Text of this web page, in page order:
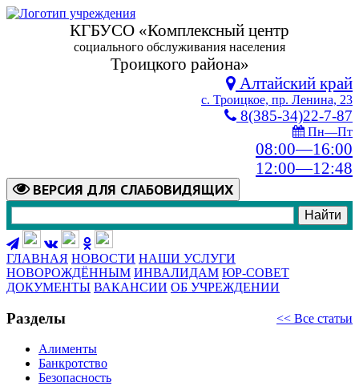
КГБУСО «Комплексный центр
социального обслуживания населения
Троицкого района»
Алтайский край
с. Троицкое, пр. Ленина, 23
8(385-34)22-7-87
Пн—Пт
08:00—16:00
12:00—12:48
ВЕРСИЯ ДЛЯ СЛАБОВИДЯЩИХ
ГЛАВНАЯ НОВОСТИ НАШИ УСЛУГИ
НОВОРОЖДЁННЫМ ИНВАЛИДАМ ЮР-СОВЕТ
ДОКУМЕНТЫ ВАКАНСИИ ОБ УЧРЕЖДЕНИИ
Разделы << Все статьи
Алименты
Банкротство
Безопасность